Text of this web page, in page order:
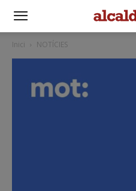
Inici NOTÍCIES